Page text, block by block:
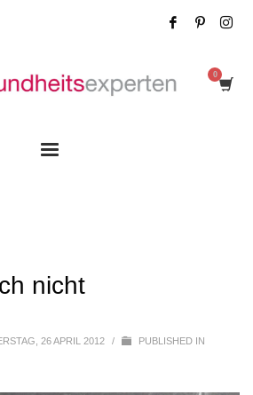
nicht
26 APRIL 2012 /
PUBLISHED IN